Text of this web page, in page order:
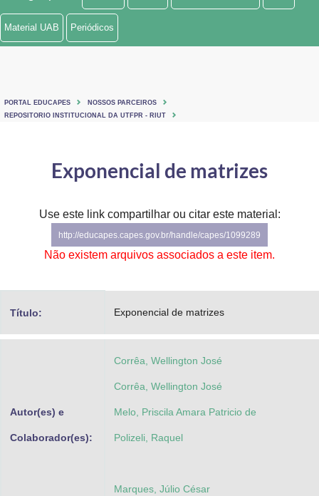
Ministério de Minas e Energia
Ministério do Turismo
Controladoria-Geral da União
Secretaria-Geral
Advocacia-Geral da União
Material UAB Periódicos
PORTAL EDUCAPES
NOSSOS PARCEIROS
REPOSITORIO INSTITUCIONAL DA UTFPR - RIUT
Exponencial de matrizes
Use este link compartilhar ou citar este material:
http://educapes.capes.gov.br/handle/capes/1099289
Não existem arquivos associados a este item.
Título: Exponencial de matrizes
Autor(es) e
Colaborador(es):
Corrêa, Wellington José
Corrêa, Wellington José
Melo, Priscila Amara Patricio de
Polizeli, Raquel
Marques, Júlio César